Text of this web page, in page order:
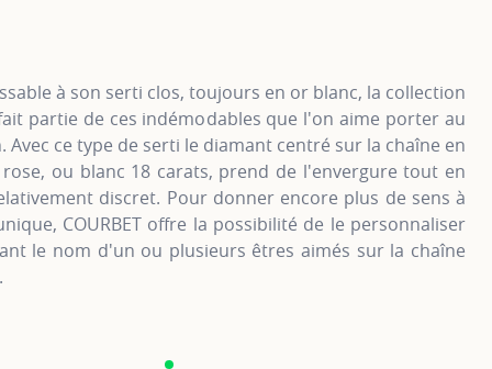
à son serti clos, toujours en or blanc, la collection
fait partie de ces indémodables que l'on aime porter au
Avec ce type de serti le diamant centré sur la chaîne en
ou blanc 18 carats, prend de l'envergure tout en
discret. Pour donner encore plus de sens à
COURBET offre la possibilité de le personnaliser
le nom d'un ou plusieurs êtres aimés sur la chaîne